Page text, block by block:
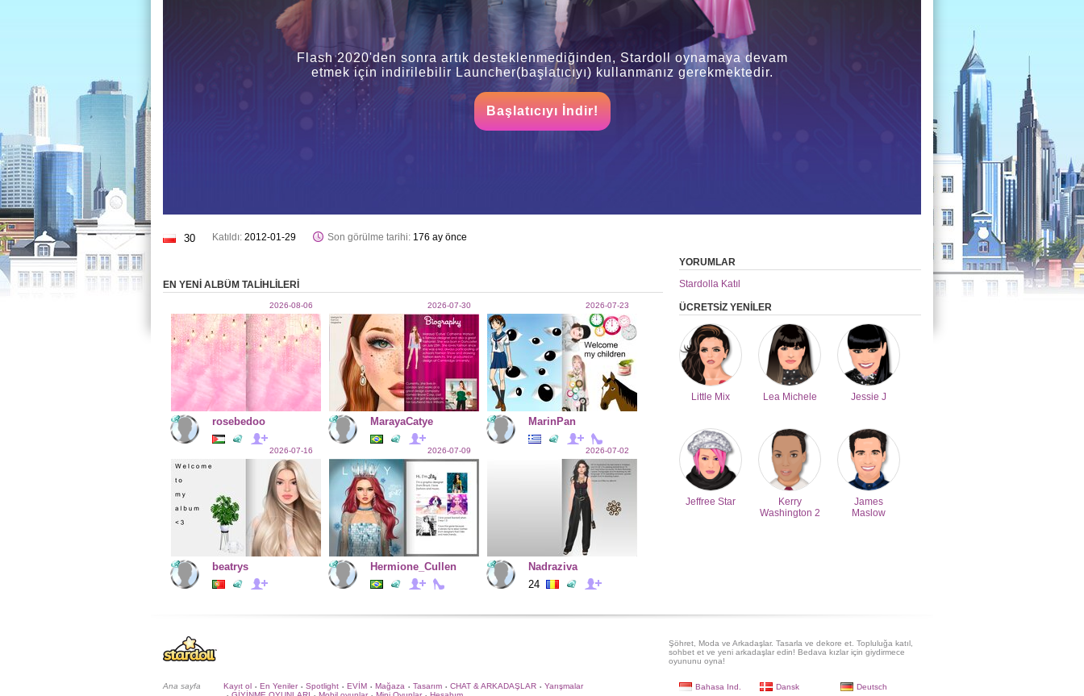
Flash 2020'den sonra artık desteklenmediğinden, Stardoll oynamaya devam
etmek için indirilebilir Launcher(başlatıcıyı) kullanmanız gerekmektedir.
Başlatıcıyı İndir!
30 Katıldı: 2012-01-29 Son görülme tarihi: 176 ay önce
EN YENİ ALBÜM TALİHLİLERİ
2026-08-06
rosebedoo
2026-07-30
MarayaCatye
2026-07-23
MarinPan
2026-07-16
beatrys
2026-07-09
Hermione_Cullen
2026-07-02
Nadraziva
24
YORUMLAR
Stardolla Katıl
ÜCRETSİZ YENİLER
Little Mix Lea Michele Jessie J
Jeffree Star
Kerry
Washington 2
James
Maslow
Şöhret, Moda ve Arkadaşlar. Tasarla ve dekore et. Topluluğa katıl,
sohbet et ve yeni arkadaşlar edin! Bedava kızlar için giydirmece
oyununu oyna!
Ana sayfa Kayıt ol • En Yeniler • Spotlight • EVİM • Mağaza • Tasarım • CHAT & ARKADAŞLAR • Yarışmalar Bahasa Ind. Dansk
Deutsch